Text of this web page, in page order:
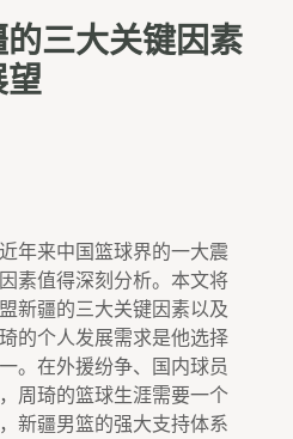
三大关键因素
望
年来中国篮球界的一大震
素值得深刻分析。本文将
新疆的三大关键因素以及
的个人发展需求是他选择
。在外援纷争、国内球员
周琦的篮球生涯需要一个
新疆男篮的强大支持体系